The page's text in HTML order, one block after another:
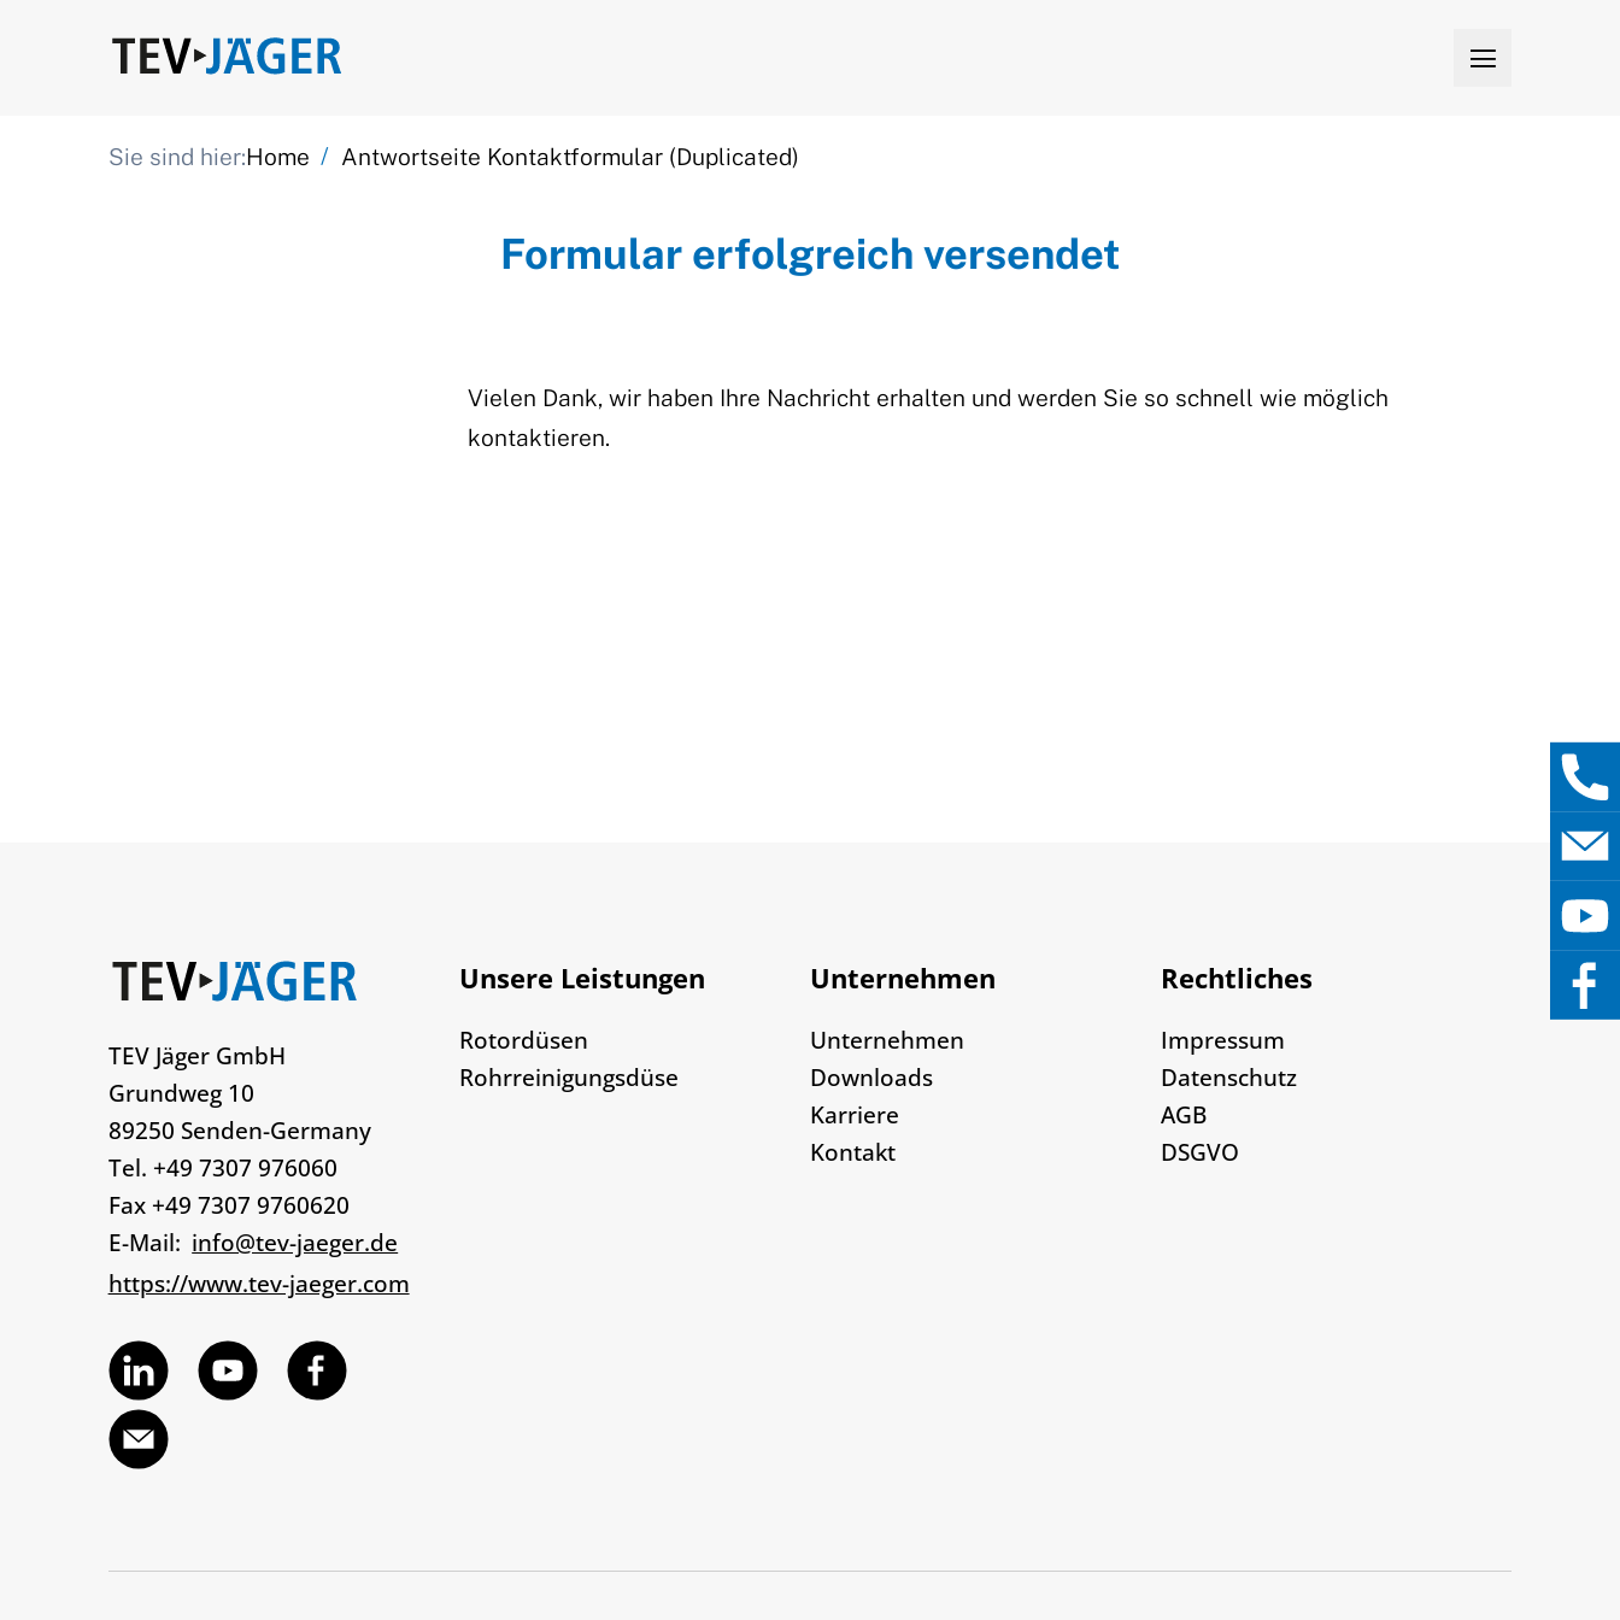

Sie sind hier:Home / Antwortseite Kontaktformular (Duplicated)
Formular erfolgreich versendet
Vielen Dank, wir haben Ihre Nachricht erhalten und werden Sie so schnell wie möglich
kontaktieren.
TEV Jäger GmbH
Grundweg 10
89250 Senden-Germany
Tel. +49 7307 976060
Fax +49 7307 9760620
E-Mail: info@tev-jaeger.de
https://www.tev-jaeger.com
Unsere Leistungen
Rotordüsen
Rohrreinigungsdüse
Unternehmen
Unternehmen
Downloads
Karriere
Kontakt
Rechtliches
Impressum
Datenschutz
AGB
DSGVO